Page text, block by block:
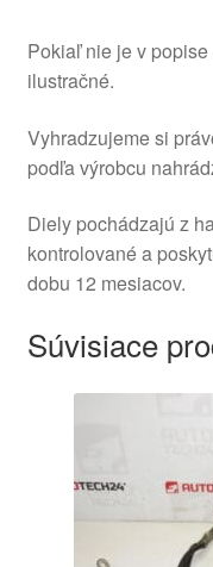
Pokiaľ nie je v
ilustračné.
Vyhradzujeme si
podľa výrobcu
Diely pochádzajú z
kontrolované a
dobu 12 mesiacov.
Súvisiace